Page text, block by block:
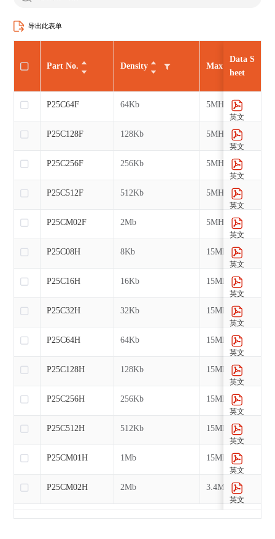
导出此表单
Density Max CLK
64Kb 5MHz
128Kb 5MHz
256Kb 5MHz
512Kb 5MHz
2Mb 5MHz
8Kb 15MHz
16Kb 15MHz
32Kb 15MHz
64Kb 15MHz
128Kb 15MHz
256Kb 15MHz
512Kb 15MHz
1Mb 15MHz
2Mb 3.4MHz
Part No.
P25C64F
P25C128F
P25C256F
P25C512F
P25CM02F
P25C08H
P25C16H
P25C32H
P25C64H
P25C128H
P25C256H
P25C512H
P25CM01H
P25CM02H
Data S
heet
英文
英文
英文
英文
英文
英文
英文
英文
英文
英文
英文
英文
英文
英文